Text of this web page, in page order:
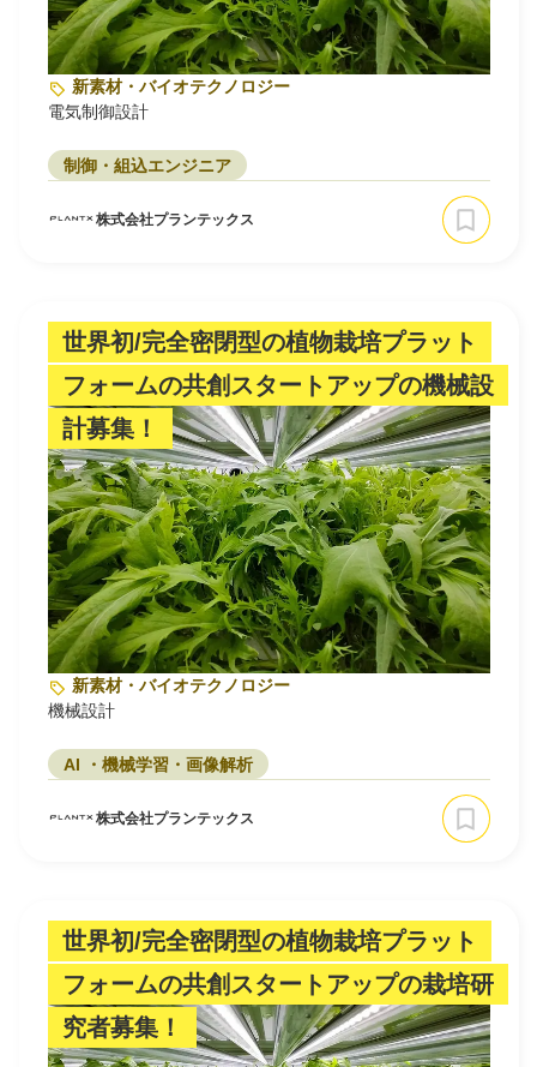
新素材・バイオテクノロジー
電気制御設計
制御・組込エンジニア
株式会社プランテックス
世界初/完全密閉型の植物栽培プラット
フォームの共創スタートアップの機械設
計募集！
新素材・バイオテクノロジー
機械設計
AI ・機械学習・画像解析
株式会社プランテックス
世界初/完全密閉型の植物栽培プラット
フォームの共創スタートアップの栽培研
究者募集！